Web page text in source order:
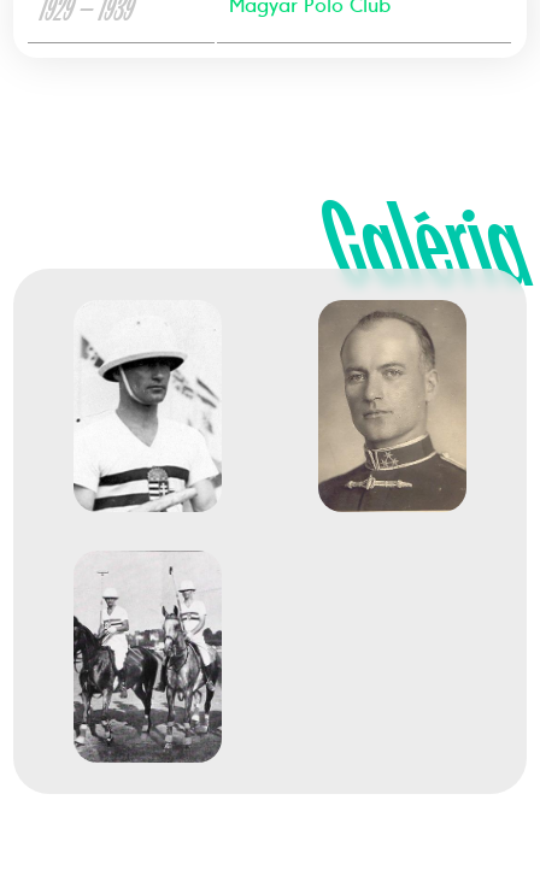
1929 — 1939 Magyar Polo Club
Galéria